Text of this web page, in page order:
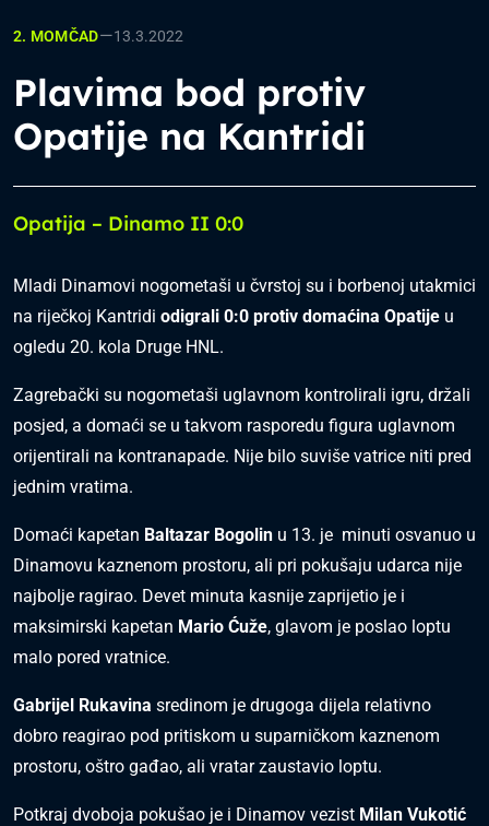
2. MOMČAD—13.3.2022
Plavima bod protiv
Opatije na Kantridi
Opatija – Dinamo II 0:0
Mladi Dinamovi nogometaši u čvrstoj su i borbenoj utakmici
na riječkoj Kantridi odigrali 0:0 protiv domaćina Opatije u
ogledu 20. kola Druge HNL.
Zagrebački su nogometaši uglavnom kontrolirali igru, držali
posjed, a domaći se u takvom rasporedu figura uglavnom
orijentirali na kontranapade. Nije bilo suviše vatrice niti pred
jednim vratima.
Domaći kapetan Baltazar Bogolin u 13. je minuti osvanuo u
Dinamovu kaznenom prostoru, ali pri pokušaju udarca nije
najbolje ragirao. Devet minuta kasnije zaprijetio je i
maksimirski kapetan Mario Ćuže, glavom je poslao loptu
malo pored vratnice.
Gabrijel Rukavina sredinom je drugoga dijela relativno
dobro reagirao pod pritiskom u suparničkom kaznenom
prostoru, oštro gađao, ali vratar zaustavio loptu.
Potkraj dvoboja pokušao je i Dinamov vezist Milan Vukotić